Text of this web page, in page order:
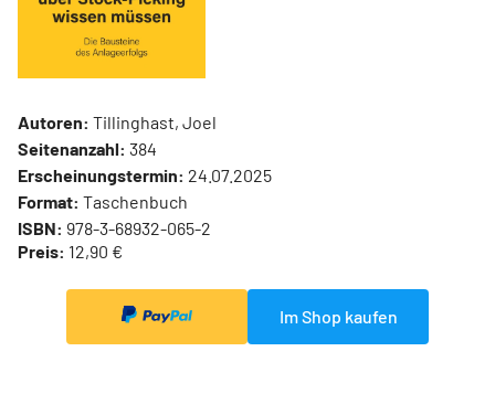
Autoren: Tillinghast, Joel
Seitenanzahl: 384
Erscheinungstermin: 24.07.2025
Format: Taschenbuch
ISBN: 978-3-68932-065-2
Preis: 12,90 €
Im Shop kaufen